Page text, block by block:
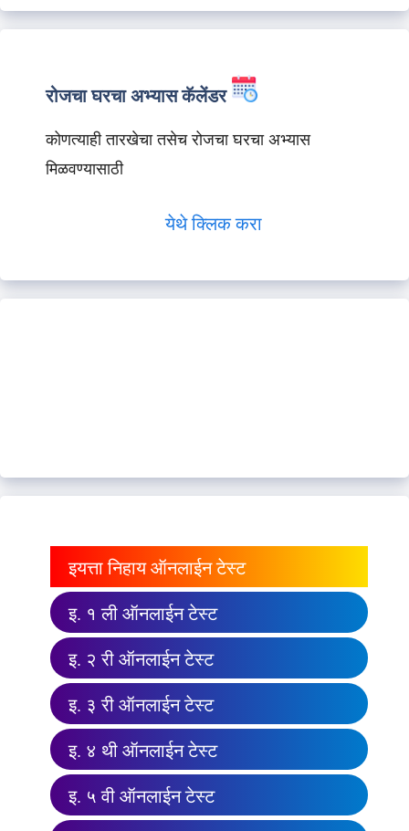
रोजचा घरचा अभ्यास कॅलेंडर
कोणत्याही तारखेचा तसेच रोजचा घरचा अभ्यास
मिळवण्यासाठी
येथे क्लिक करा
इयत्ता निहाय ऑनलाईन टेस्ट
इ. १ ली ऑनलाईन टेस्ट
इ. २ री ऑनलाईन टेस्ट
इ. ३ री ऑनलाईन टेस्ट
इ. ४ थी ऑनलाईन टेस्ट
इ. ५ वी ऑनलाईन टेस्ट